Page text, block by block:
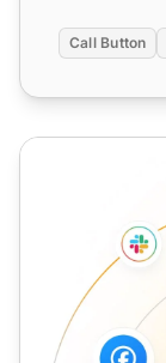
Call Button
电话链接协议